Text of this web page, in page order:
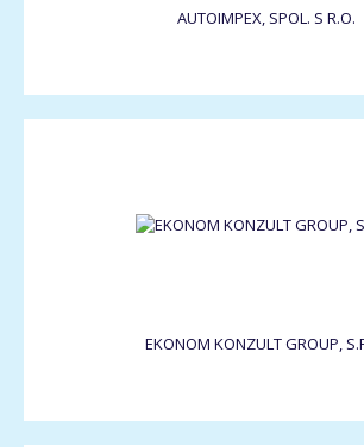
AUTOIMPEX, SPOL. S R.O.
EKONOM KONZULT GROUP,